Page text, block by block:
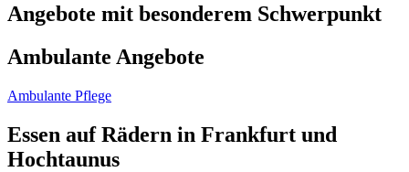
Angebote mit besonderem Schwerpunkt
Ambulante Angebote
Ambulante Pflege
Essen auf Rädern in Frankfurt und
Hochtaunus